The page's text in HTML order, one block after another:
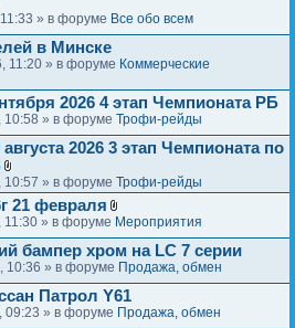
ж
е
н
и
» в форуме Все обо всем
в Минске
11:20 » в форуме Коммерческие
2026 4 этап Чемпионата РБ
» в форуме Трофи-рейды
2026 3 этап Чемпионата по
В
л
о
ж
е
н
и
я
» в форуме Трофи-рейды
21 февраля
В
л
о
ж
е
н
и
» в форуме Мероприятия
бампер хром на LC 7 серии
10:36 » в форуме Продажа, обмен
Патрол Y61
09:23 » в форуме Продажа, обмен